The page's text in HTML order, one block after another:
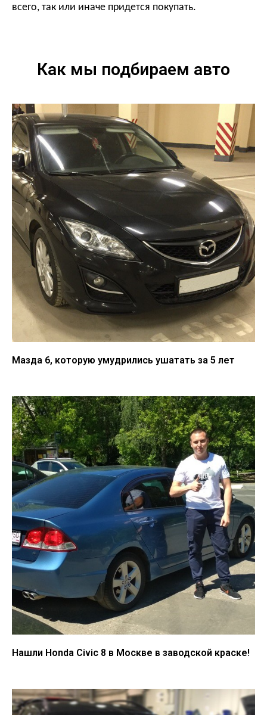
всего, так или иначе придется покупать.
Как мы подбираем авто
Мазда 6, которую умудрились ушатать за 5 лет
Нашли Honda Civic 8 в Москве в заводской краске!